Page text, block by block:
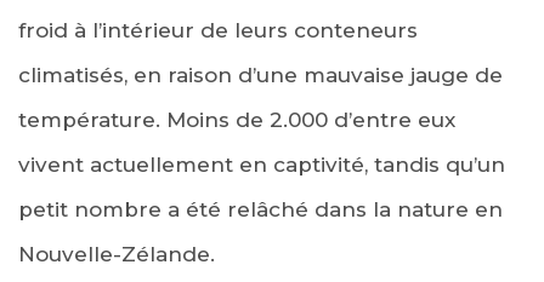
froid à l’intérieur de leurs conteneurs
climatisés, en raison d’une mauvaise jauge de
température. Moins de 2.000 d’entre eux
vivent actuellement en captivité, tandis qu’un
petit nombre a été relâché dans la nature en
Nouvelle-Zélande.